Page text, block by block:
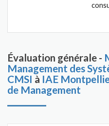
Évaluation générale -
Management des
CMSI à IAE
de Management